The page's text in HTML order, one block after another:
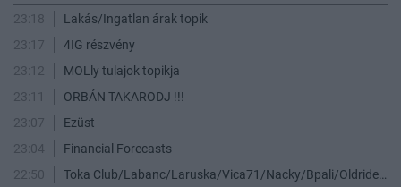
23:18
Lakás/Ingatlan árak topik
23:17
4IG részvény
23:12
MOLly tulajok topikja
23:11
ORBÁN TAKARODJ !!!
23:07
Ezüst
23:04
Financial Forecasts
22:50
Toka Club/Labanc/Laruska/Vica71/Nacky/Bpali/Oldrider/Josefernando/Mcbull/Kawaszabi